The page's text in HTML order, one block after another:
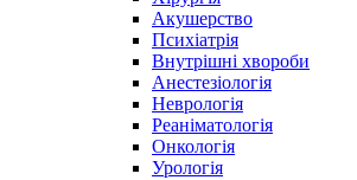
Акушерство
Психіатрія
Внутрішні хвороби
Анестезіологія
Неврологія
Реаніматологія
Онкологія
Урологія